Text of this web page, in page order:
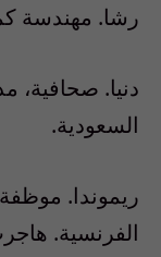
رشا. مهندسة
دنيا. صحافية،
السعودية.
ريموندا.
الفرنسية.